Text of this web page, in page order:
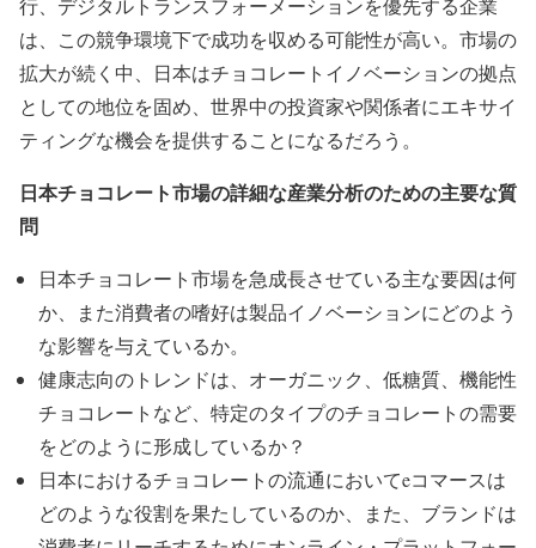
行、デジタルトランスフォーメーションを優先する企業
は、この競争環境下で成功を収める可能性が高い。市場の
拡大が続く中、日本はチョコレートイノベーションの拠点
としての地位を固め、世界中の投資家や関係者にエキサイ
ティングな機会を提供することになるだろう。
日本チョコレート市場の詳細な産業分析のための主要な質
問
日本チョコレート市場を急成長させている主な要因は何
か、また消費者の嗜好は製品イノベーションにどのよう
な影響を与えているか。
健康志向のトレンドは、オーガニック、低糖質、機能性
チョコレートなど、特定のタイプのチョコレートの需要
をどのように形成しているか？
日本におけるチョコレートの流通においてeコマースは
どのような役割を果たしているのか、また、ブランドは